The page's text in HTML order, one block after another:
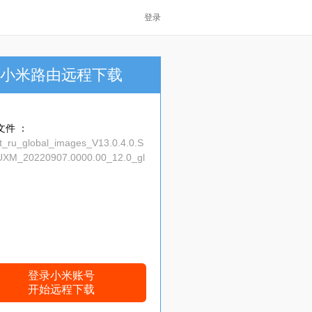
登录
小米路由远程下载
件 ：
登录小米账号
开始远程下载